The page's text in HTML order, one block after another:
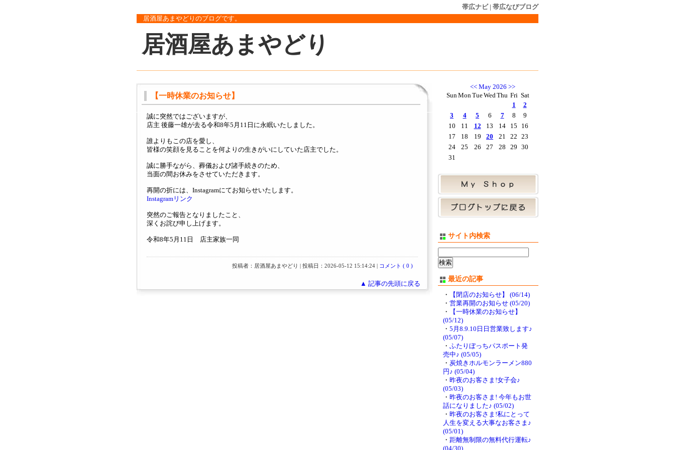
帯広ナビ| 帯広なびブログ
居酒屋あまやどりのブログです。
居酒屋あまやどり
【一時休業のお知らせ】
誠に突然ではございますが、
店主 後藤一雄が去る令和8年5月11日に永眠いたしました。
誰よりもこの店を愛し、
皆様の笑顔を見ることを何よりの生きがいにしていた店主でした。
誠に勝手ながら、葬儀および諸手続きのため、
当面の間お休みをさせていただきます。
再開の折には、Instagramにてお知らせいたします。
Instagramリンク
突然のご報告となりましたこと、
深くお詫び申し上げます。
令和8年5月11日 店主家族一同
投稿者：居酒屋あまやどり | 投稿日：2026-05-12 15:14:24 | コメント ( 0 )
▲ 記事の先頭に戻る
<< May 2026 >>
SunMonTueWedThu Fri Sat
1
2
3
4 5 6 7 8
9
10
11 12 13 14 15
16
17
18 19 20 21 22
23
24
25 26 27 28 29
30
31
サイト内検索
最近の記事
・
【閉店のお知らせ】 (06/14)
・ 営業再開のお知らせ (05/20)
・
【一時休業のお知らせ】
(05/12)
・ 5月8.9.10日日営業致します♪
(05/07)
・ ふたりぼっちパスポート発
売中♪ (05/05)
・ 炭焼きホルモンラーメン880
円♪ (05/04)
・ 昨夜のお客さま!女子会♪
(05/03)
・ 昨夜のお客さま! 今年もお世
話になりました♪ (05/02)
・ 昨夜のお客さま!私にとって
人生を変える大事なお客さま♪
(05/01)
・ 距離無制限の無料代行運転♪
(04/30)